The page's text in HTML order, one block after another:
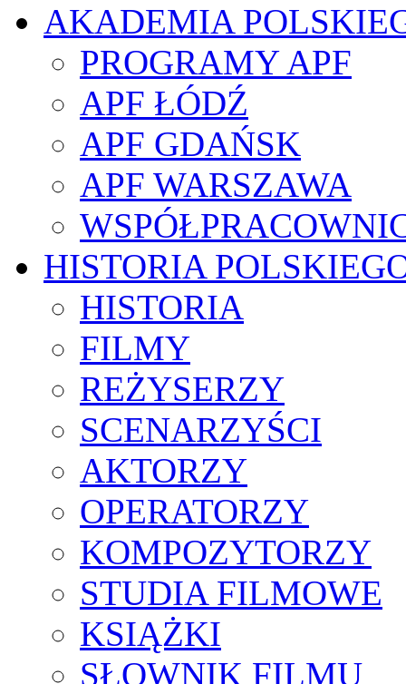
AKADEMIA
PROGRAMY APF
APF ŁÓDŹ
APF GDAŃSK
APF WARSZAWA
HISTORIA
HISTORIA
FILMY
REŻYSERZY
SCENARZYŚCI
AKTORZY
OPERATORZY
KOMPOZYTORZY
STUDIA FILMOWE
KSIĄŻKI
SŁOWNIK FILMU